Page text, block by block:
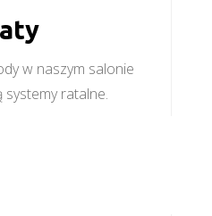
w naszym salonie
ratalne.